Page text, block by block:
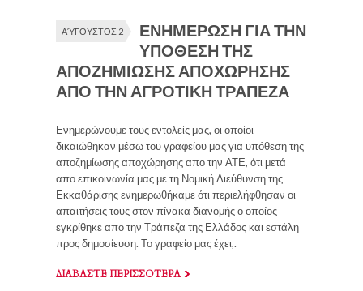
ΑΎΓΟΥΣΤΟΣ 2
ΕΝΗΜΕΡΩΣΗ ΓΙΑ ΤΗΝ
ΥΠΟΘΕΣΗ ΤΗΣ
ΑΠΟΖΗΜΙΩΣΗΣ ΑΠΟΧΩΡΗΣΗΣ
ΑΠΟ ΤΗΝ ΑΓΡΟΤΙΚΗ ΤΡΑΠΕΖΑ
Ενημερώνουμε τους εντολείς μας, οι οποίοι
δικαιώθηκαν μέσω του γραφείου μας για υπόθεση της
αποζημίωσης αποχώρησης απο την ΑΤΕ, ότι μετά
απο επικοινωνία μας με τη Νομική Διεύθυνση της
Εκκαθάρισης ενημερωθήκαμε ότι περιελήφθησαν οι
απαιτήσεις τους στον πίνακα διανομής ο οποίος
εγκρίθηκε απο την Τράπεζα της Ελλάδος και εστάλη
προς δημοσίευση. Το γραφείο μας έχει,.
ΔΙΑΒΑΣΤΕ ΠΕΡΙΣΣΟΤΕΡΑ